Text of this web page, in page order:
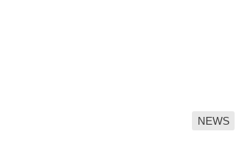
NEWS